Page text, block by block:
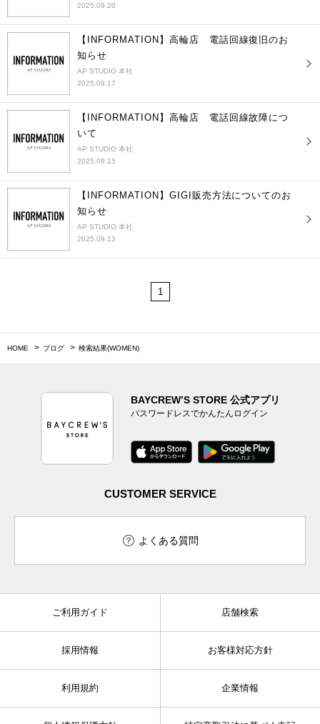
2025.09.20
【INFORMATION】高輪店 電話回線復旧のお
知らせ
AP STUDIO 本社
2025.09.17
【INFORMATION】高輪店 電話回線故障につ
いて
AP STUDIO 本社
2025.09.15
【INFORMATION】GIGI販売方法についてのお
知らせ
AP STUDIO 本社
2025.09.13
1
HOME ブログ 検索結果(WOMEN)
BAYCREW’S STORE 公式アプリ
パスワードレスでかんたんログイン
CUSTOMER SERVICE
よくある質問
ご利用ガイド 店舗検索
採用情報 お客様対応方針
利用規約 企業情報